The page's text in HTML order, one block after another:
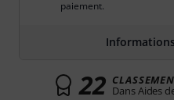
paiement.
22 Dans Aides